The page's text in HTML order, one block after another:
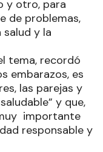
y otro, para
de problemas,
y la
tema, recordó
embarazos, es
las parejas y
y que,
importante
responsable y